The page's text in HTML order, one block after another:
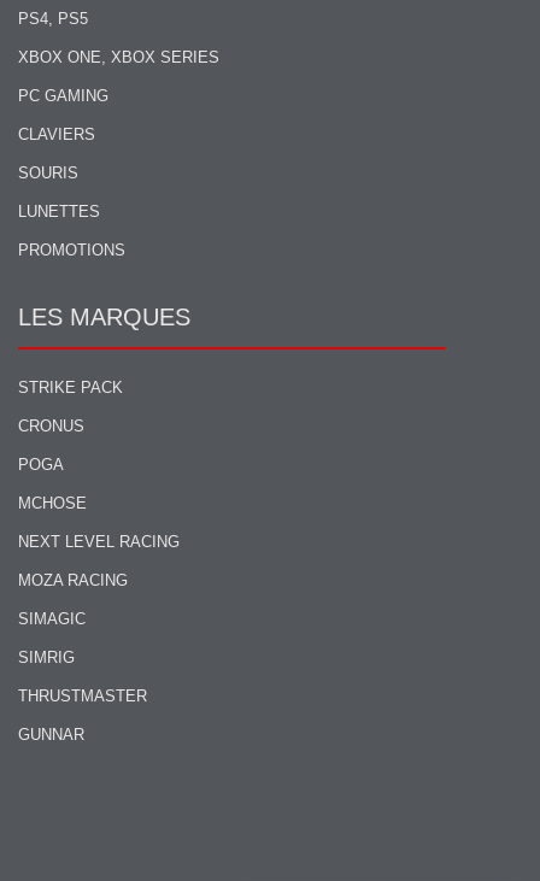
PS4, PS5
XBOX ONE, XBOX SERIES
PC GAMING
CLAVIERS
SOURIS
LUNETTES
PROMOTIONS
LES MARQUES
STRIKE PACK
CRONUS
POGA
MCHOSE
NEXT LEVEL RACING
MOZA RACING
SIMAGIC
SIMRIG
THRUSTMASTER
GUNNAR